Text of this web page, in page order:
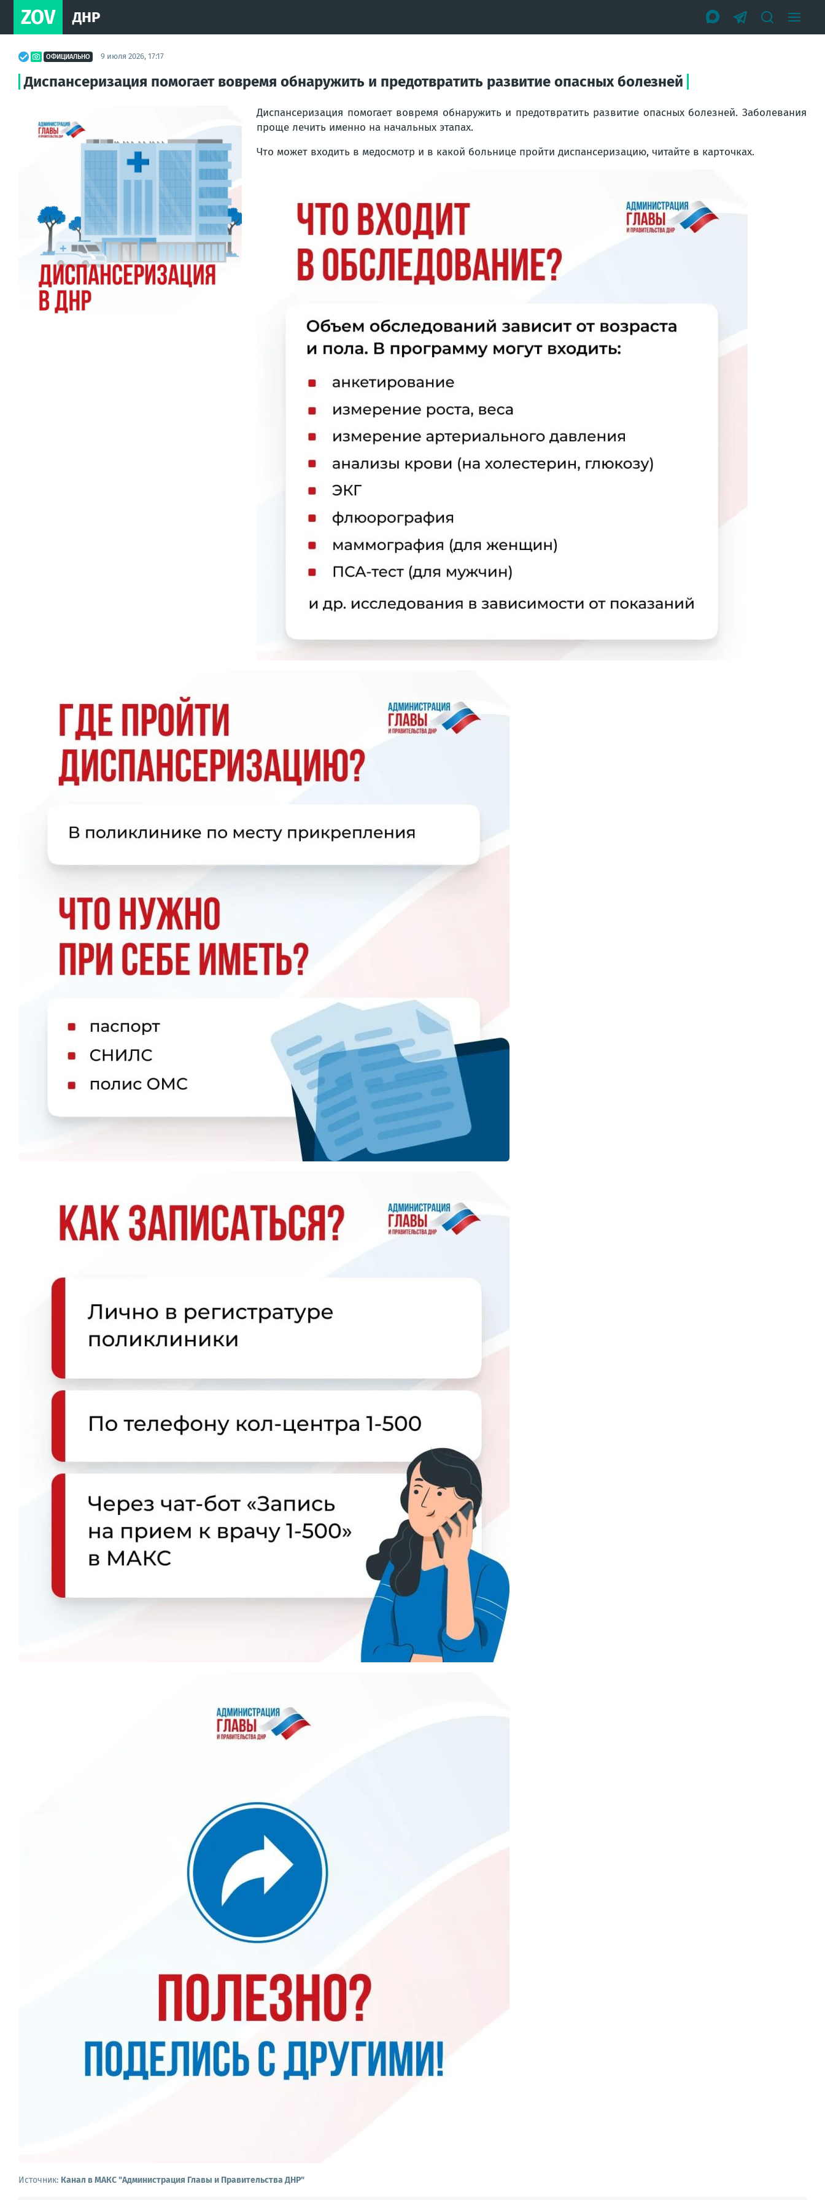
ZOV ДНР
ОФИЦИАЛЬНО 9 июля 2026, 17:17
Диспансеризация помогает вовремя обнаружить и предотвратить развитие опасных болезней
Диспансеризация помогает вовремя обнаружить и предотвратить развитие опасных болезней. Заболевания
проще лечить именно на начальных этапах.
Что может входить в медосмотр и в какой больнице пройти диспансеризацию, читайте в карточках.
Источник: Канал в МАКС "Администрация Главы и Правительства ДНР"